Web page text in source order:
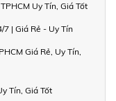
Uy Tín, Giá Tốt
7 | Giá Rẻ - Uy Tín
Giá Rẻ, Uy Tín,
Tín, Giá Tốt